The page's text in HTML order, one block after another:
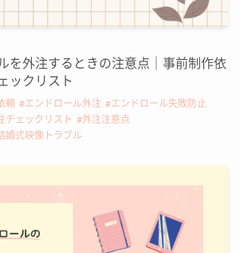
を外注するときの注意点｜事前制作依
ックリスト
頼 エンドロール外注
エンドロール失敗防止
チェックリスト
外注注意点
婚式映像トラブル